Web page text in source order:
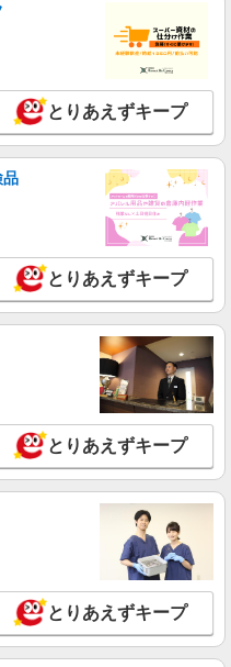
とりあえずキープ
品
とりあえずキープ
とりあえずキープ
とりあえずキープ